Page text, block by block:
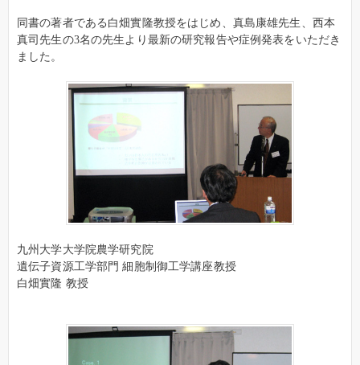
同書の著者である白畑實隆教授をはじめ、真島康雄先生、西本
真司先生の3名の先生より最新の研究報告や症例発表をいただき
ました。
九州大学大学院農学研究院
遺伝子資源工学部門 細胞制御工学講座教授
白畑實隆 教授